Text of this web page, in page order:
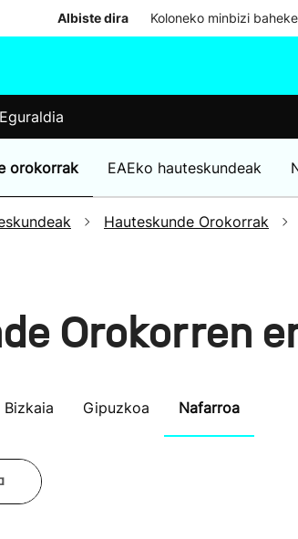
Albiste dira Koloneko minbizi
Eguraldia
orokorrak EAEko hauteskundeak
Hauteskunde Orokorrak
Orokorren
Bizkaia Gipuzkoa Nafarroa